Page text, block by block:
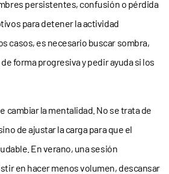
persistentes, confusión o pérdida
para detener la actividad
casos, es necesario buscar sombra,
forma progresiva y pedir ayuda si los
cambiar la mentalidad. No se trata de
de ajustar la carga para que el
En verano, una sesión
en hacer menos volumen, descansar